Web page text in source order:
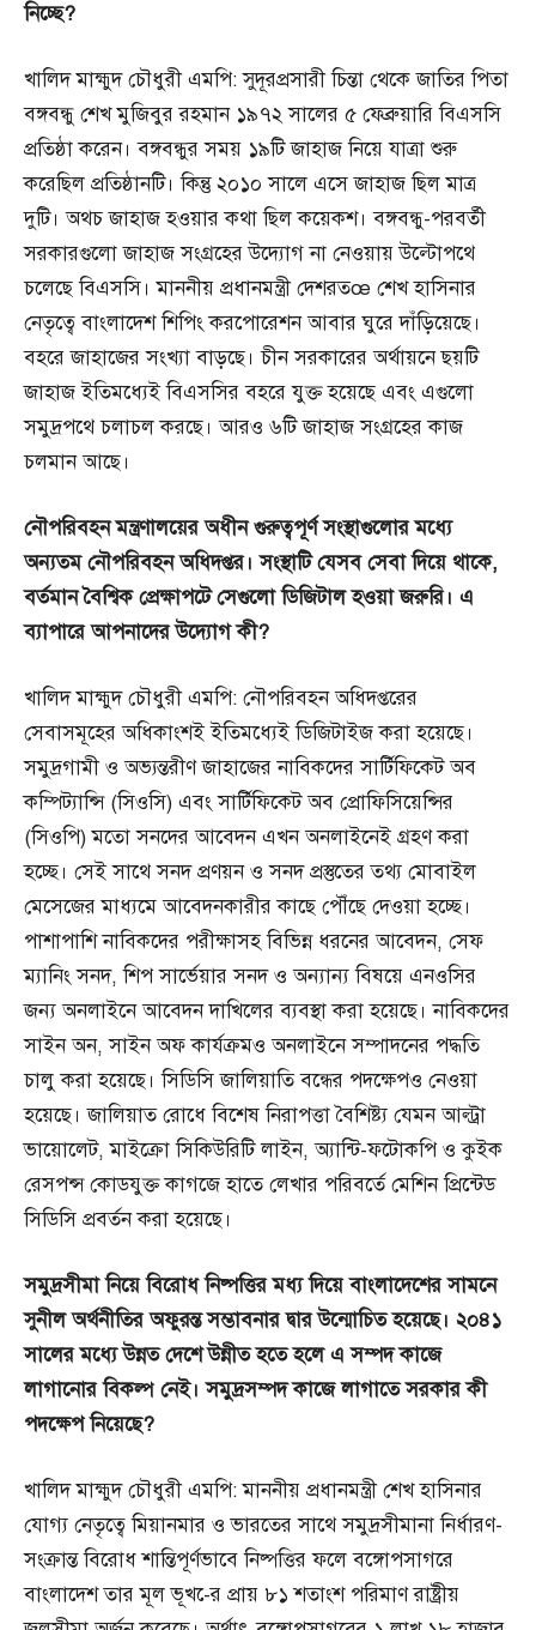
নিচ্ছে?
খালিদ মাহ্মুদ চৌধুরী এমপি: সুদূরপ্রসারী চিন্তা থেকে জাতির পিতা
বঙ্গবন্ধু শেখ মুজিবুর রহমান ১৯৭২ সালের ৫ ফেব্রুয়ারি বিএসসি
প্রতিষ্ঠা করেন। বঙ্গবন্ধুর সময় ১৯টি জাহাজ নিয়ে যাত্রা শুরু
করেছিল প্রতিষ্ঠানটি। কিন্তু ২০১০ সালে এসে জাহাজ ছিল মাত্র
দুটি। অথচ জাহাজ হওয়ার কথা ছিল কয়েকশ। বঙ্গবন্ধু-পরবর্তী
সরকারগুলো জাহাজ সংগ্রহের উদ্যোগ না নেওয়ায় উল্টোপথে
চলেছে বিএসসি। মাননীয় প্রধানমন্ত্রী দেশরতœ শেখ হাসিনার
নেতৃত্বে বাংলাদেশ শিপিং করপোরেশন আবার ঘুরে দাঁড়িয়েছে।
বহরে জাহাজের সংখ্যা বাড়ছে। চীন সরকারের অর্থায়নে ছয়টি
জাহাজ ইতিমধ্যেই বিএসসির বহরে যুক্ত হয়েছে এবং এগুলো
সমুদ্রপথে চলাচল করছে। আরও ৬টি জাহাজ সংগ্রহের কাজ
চলমান আছে।
নৌপরিবহনমন্ত্রণালয়েরঅধীনগুরুত্বপূর্ণসংস্থাগুলোরমধ্যে
অন্যতমনৌপরিবহনঅধিদপ্তর।সংস্থাটিযেসবসেবাদিয়েথাকে,
বর্তমানবৈশ্বিকপ্রেক্ষাপটেসেগুলোডিজিটালহওয়াজরুরি। এ
ব্যাপারেআপনাদেরউদ্যোগকী?
খালিদ মাহ্মুদ চৌধুরী এমপি: নৌপরিবহন অধিদপ্তরের
সেবাসমূহের অধিকাংশই ইতিমধ্যেই ডিজিটাইজ করা হয়েছে।
সমুদ্রগামী ও অভ্যন্তরীণ জাহাজের নাবিকদের সার্টিফিকেট অব
কম্পিট্যান্সি (সিওসি) এবং সার্টিফিকেট অব প্রোফিসিয়েন্সির
(সিওপি) মতো সনদের আবেদন এখন অনলাইনেই গ্রহণ করা
হচ্ছে। সেই সাথে সনদ প্রণয়ন ও সনদ প্রস্তুতের তথ্য মোবাইল
মেসেজের মাধ্যমে আবেদনকারীর কাছে পৌঁছে দেওয়া হচ্ছে।
পাশাপাশি নাবিকদের পরীক্ষাসহ বিভিন্ন ধরনের আবেদন, সেফ
ম্যানিং সনদ, শিপ সার্ভেয়ার সনদ ও অন্যান্য বিষয়ে এনওসির
জন্য অনলাইনে আবেদন দাখিলের ব্যবস্থা করা হয়েছে। নাবিকদের
সাইন অন, সাইন অফ কার্যক্রমও অনলাইনে সম্পাদনের পদ্ধতি
চালু করা হয়েছে। সিডিসি জালিয়াতি বন্ধের পদক্ষেপও নেওয়া
হয়েছে। জালিয়াত রোধে বিশেষ নিরাপত্তা বৈশিষ্ট্য যেমন আল্ট্রা
ভায়োলেট, মাইক্রো সিকিউরিটি লাইন, অ্যান্টি-ফটোকপি ও কুইক
রেসপন্স কোডযুক্ত কাগজে হাতে লেখার পরিবর্তে মেশিন প্রিন্টেড
সিডিসি প্রবর্তন করা হয়েছে।
সমুদ্রসীমানিয়েবিরোধনিষ্পত্তিরমধ্যদিয়েবাংলাদেশেরসামনে
সুনীলঅর্থনীতিরঅফুরন্তসম্ভাবনারদ্বারউন্মোচিতহয়েছে। ২০৪১
সালেরমধ্যেউন্নতদেশেউন্নীতহতেহলেএসম্পদকাজে
লাগানোরবিকল্পনেই।সমুদ্রসম্পদকাজেলাগাতেসরকারকী
পদক্ষেপনিয়েছে?
খালিদ মাহ্মুদ চৌধুরী এমপি: মাননীয় প্রধানমন্ত্রী শেখ হাসিনার
যোগ্য নেতৃত্বে মিয়ানমার ও ভারতের সাথে সমুদ্রসীমানা নির্ধারণ-
সংক্রান্ত বিরোধ শান্তিপূর্ণভাবে নিষ্পত্তির ফলে বঙ্গোপসাগরে
বাংলাদেশ তার মূল ভূখ-ের প্রায় ৮১ শতাংশ পরিমাণ রাষ্ট্রীয়